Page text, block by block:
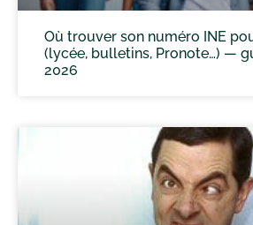
Où trouver son numéro INE
(lycée, bulletins, Pronote…) —
2026